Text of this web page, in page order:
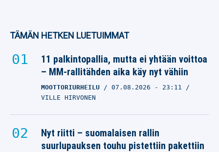
TÄMÄN HETKEN LUETUIMMAT
11 palkintopallia, mutta ei yhtään voittoa
– MM-rallitähden aika käy nyt vähiin
MOOTTORIURHEILU 07.08.2026 - 23:11
VILLE HIRVONEN
Nyt riitti – suomalaisen rallin
suurlupauksen touhu pistettiin pakettiin